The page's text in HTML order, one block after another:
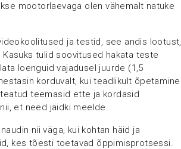
mootorlaevaga olen vähemalt natuke
ja testid, see andis lootust,
tulid soovitused hakata teste
loenguid vajadusel juurde (1,5
korduvalt, kui teadlikult õpetamine
teemasid ette ja kordasid
et need jäidki meelde.
nii väga, kui kohtan häid ja
kes tõesti toetavad õppimisprotsessi.